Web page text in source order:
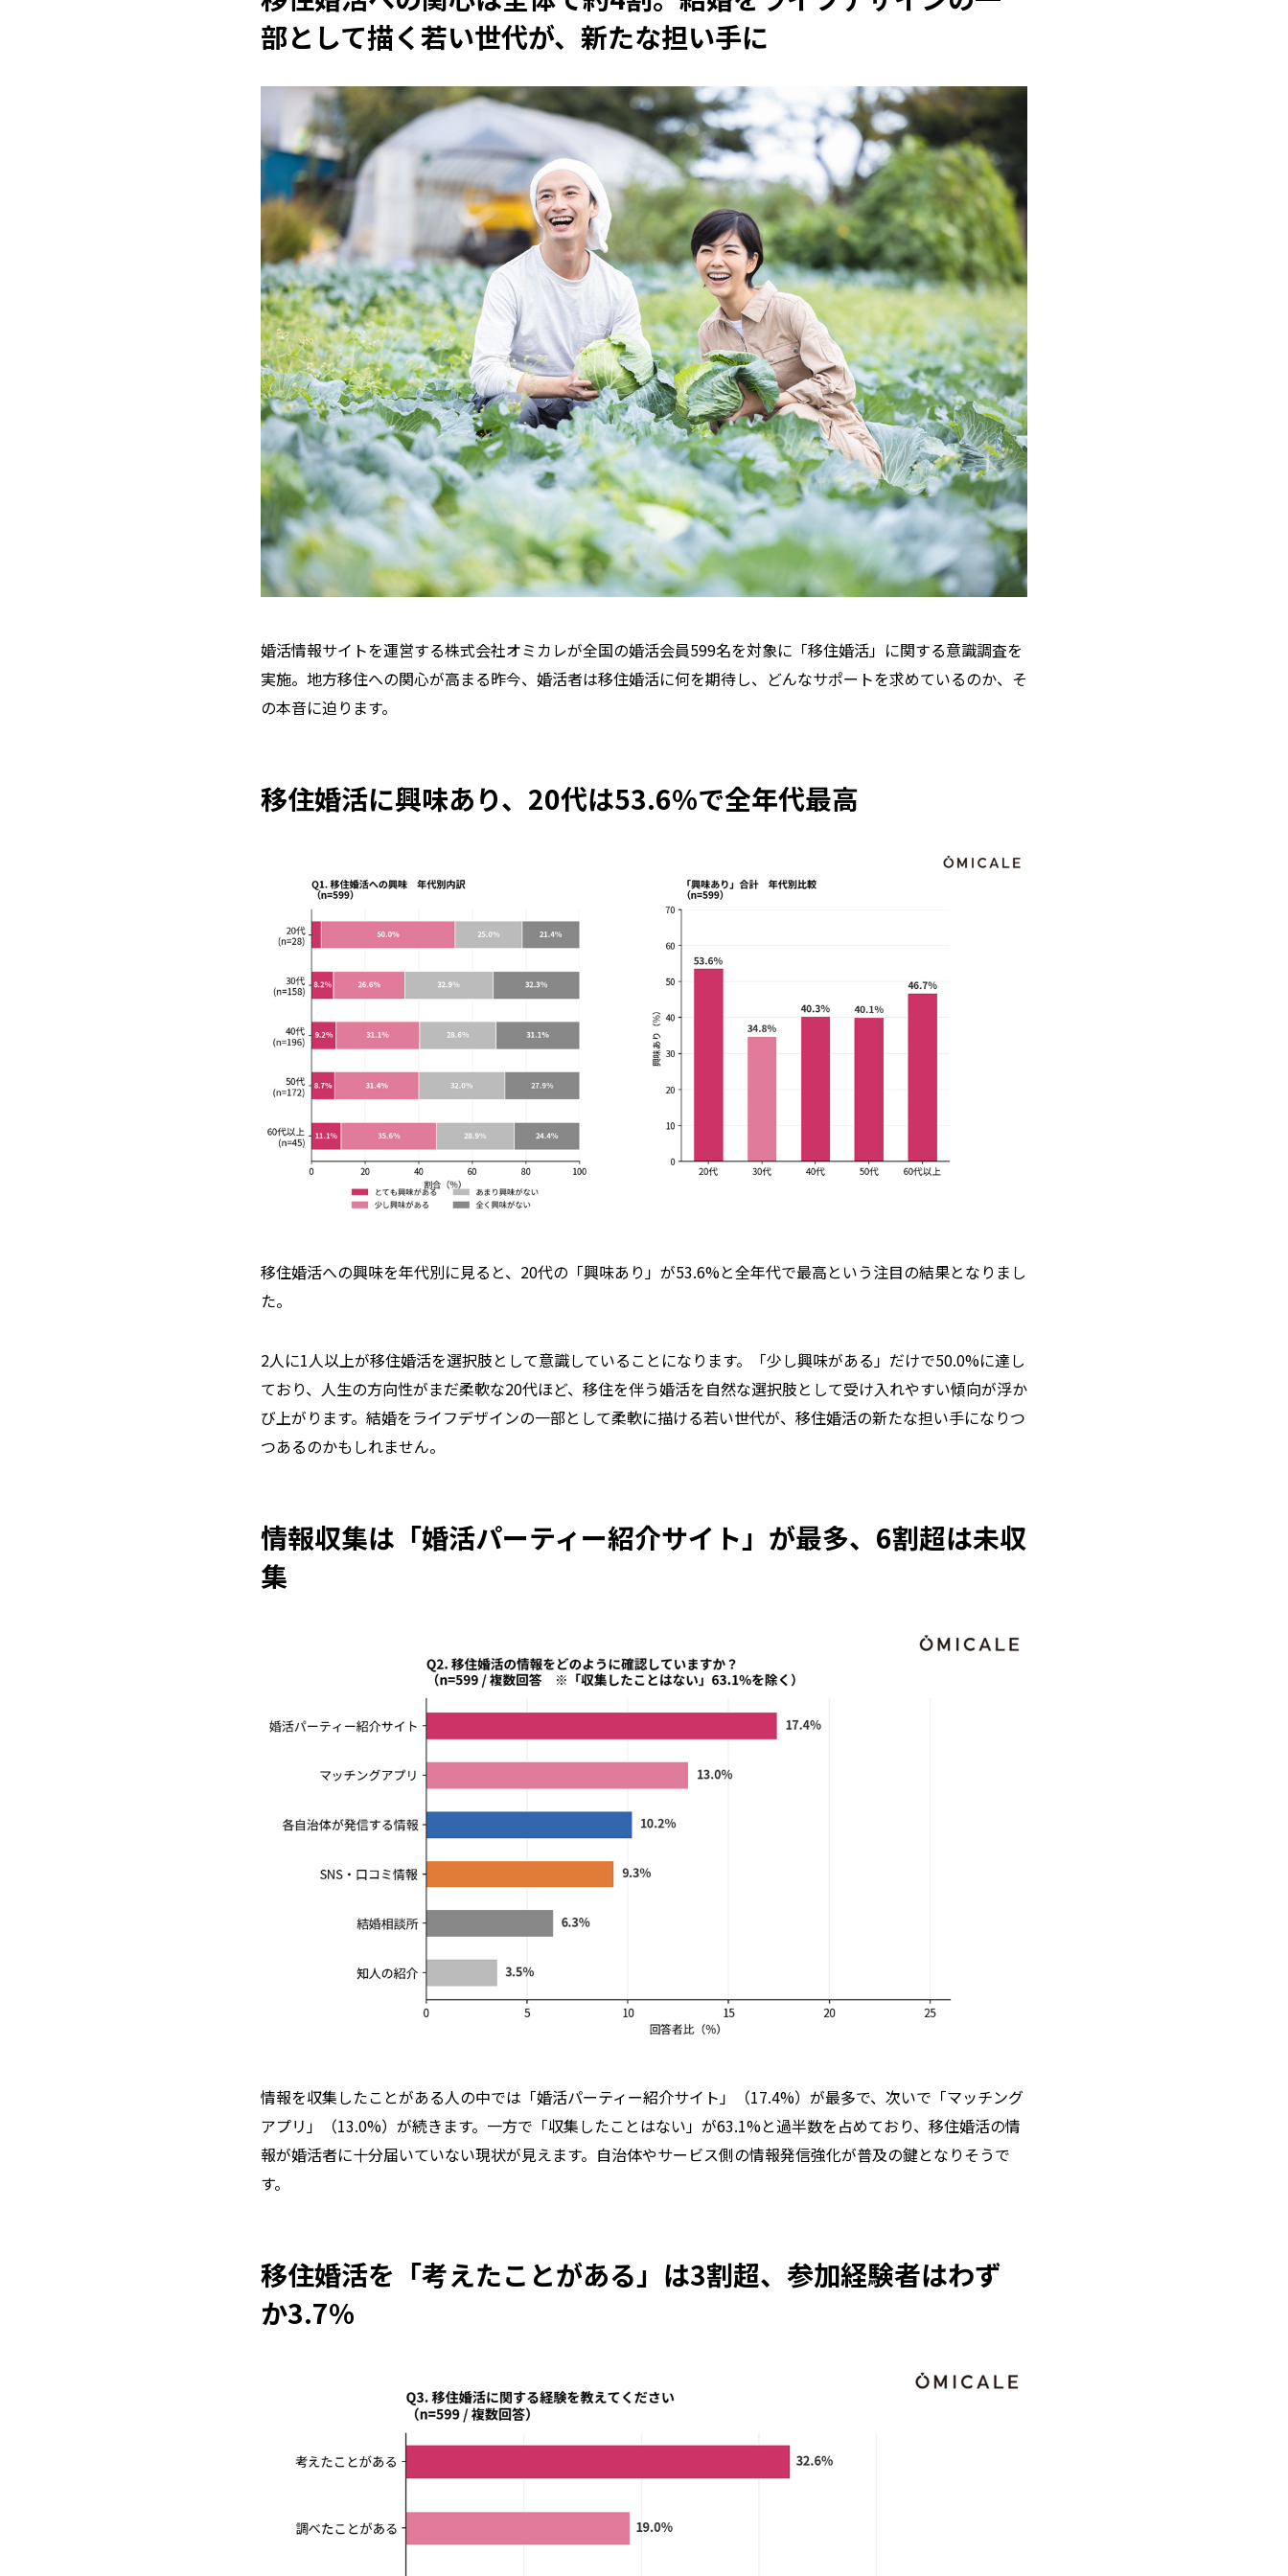
部として描く若い世代が、新たな担い手に
婚活情報サイトを運営する株式会社オミカレが全国の婚活会員599名を対象に「移住婚活」に関する意識調査を
実施。地方移住への関心が高まる昨今、婚活者は移住婚活に何を期待し、どんなサポートを求めているのか、そ
の本音に迫ります。
移住婚活に興味あり、20代は53.6%で全年代最高
移住婚活への興味を年代別に見ると、20代の「興味あり」が53.6%と全年代で最高という注目の結果となりまし
た。
2人に1人以上が移住婚活を選択肢として意識していることになります。「少し興味がある」だけで50.0%に達し
ており、人生の方向性がまだ柔軟な20代ほど、移住を伴う婚活を自然な選択肢として受け入れやすい傾向が浮か
び上がります。結婚をライフデザインの一部として柔軟に描ける若い世代が、移住婚活の新たな担い手になりつ
つあるのかもしれません。
情報収集は「婚活パーティー紹介サイト」が最多、6割超は未収
集
情報を収集したことがある人の中では「婚活パーティー紹介サイト」（17.4%）が最多で、次いで「マッチング
アプリ」（13.0%）が続きます。一方で「収集したことはない」が63.1%と過半数を占めており、移住婚活の情
報が婚活者に十分届いていない現状が見えます。自治体やサービス側の情報発信強化が普及の鍵となりそうで
す。
移住婚活を「考えたことがある」は3割超、参加経験者はわず
か3.7%